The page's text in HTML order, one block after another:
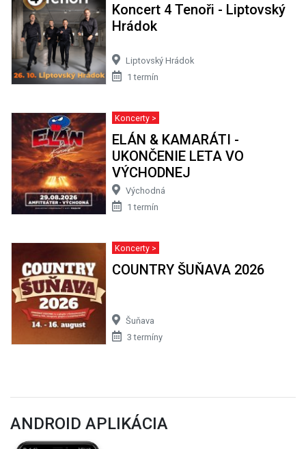
Koncert 4 Tenoři - Liptovský
Hrádok
Liptovský Hrádok
1 termín
Koncerty >
ELÁN & KAMARÁTI -
UKONČENIE LETA VO
VÝCHODNEJ
Východná
1 termín
Koncerty >
COUNTRY ŠUŇAVA 2026
Šuňava
3 termíny
ANDROID APLIKÁCIA